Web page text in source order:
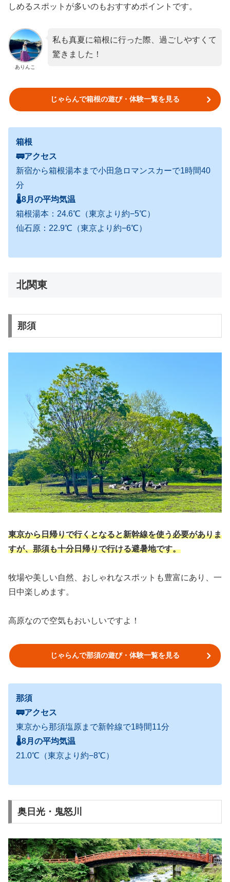
しめるスポットが多いのもおすすめポイントです。
ありんこ
私も真夏に箱根に行った際、過ごしやすくて
驚きました！
じゃらんで箱根の遊び・体験一覧を見る
箱根
🚃アクセス
新宿から箱根湯本まで小田急ロマンスカーで1時間40
分
🌡8月の平均気温
箱根湯本：24.6℃（東京より約−5℃）
仙石原：22.9℃（東京より約−6℃）
北関東
那須
東京から日帰りで行くとなると新幹線を使う必要がありま
すが、那須も十分日帰りで行ける避暑地です。
牧場や美しい自然、おしゃれなスポットも豊富にあり、一
日中楽しめます。
高原なので空気もおいしいですよ！
じゃらんで那須の遊び・体験一覧を見る
那須
🚃アクセス
東京から那須塩原まで新幹線で1時間11分
🌡8月の平均気温
21.0℃（東京より約−8℃）
奥日光・鬼怒川